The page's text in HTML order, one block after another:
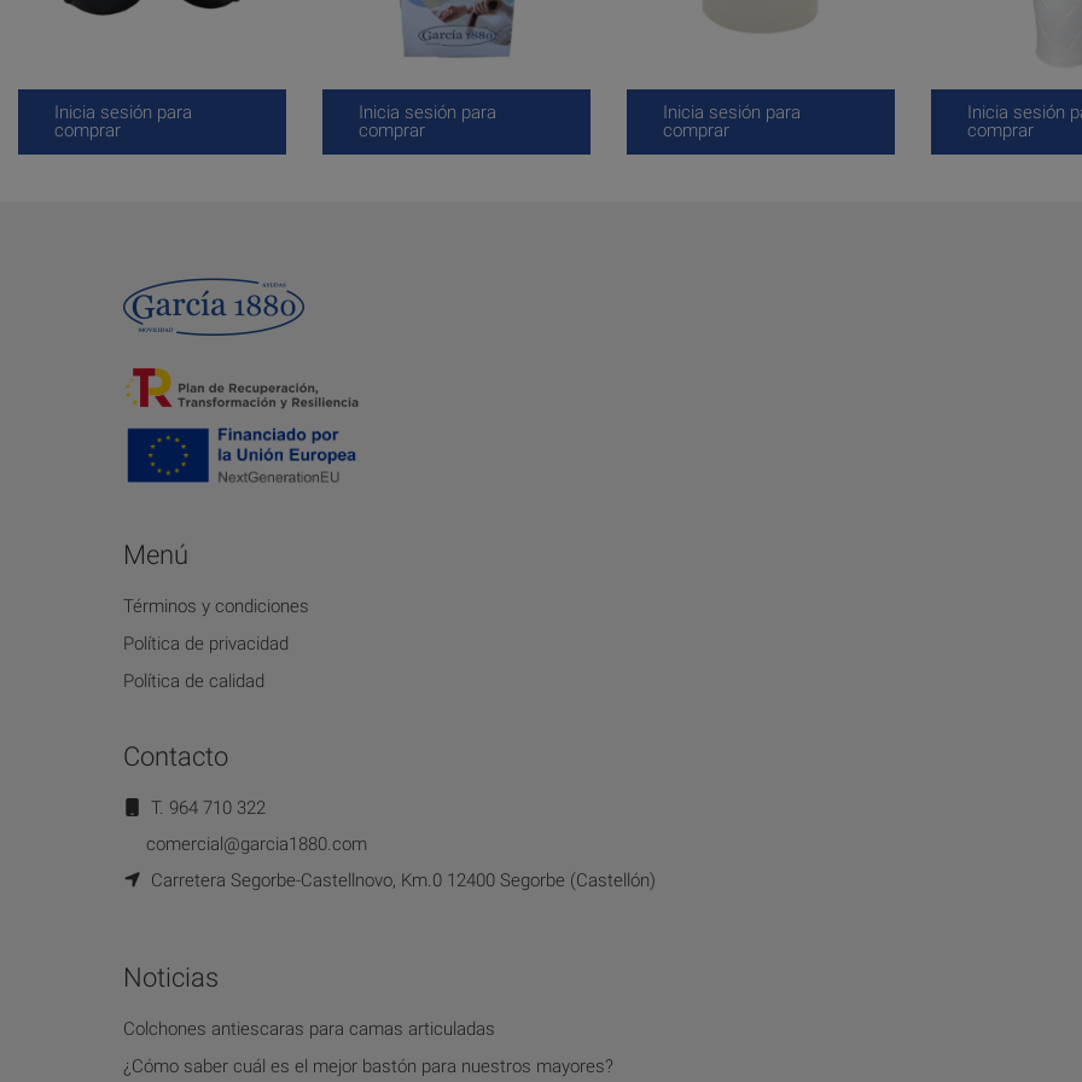
Inicia sesión para
comprar
Inicia sesión para
comprar
Inicia sesión para
comprar
Inicia sesión
comprar
Menú
Términos y condiciones
Política de privacidad
Política de calidad
Contacto
T. 964 710 322
comercial@garcia1880.com
Carretera Segorbe-Castellnovo, Km.0 12400 Segorbe (Castellón)
Noticias
Colchones antiescaras para camas articuladas
¿Cómo saber cuál es el mejor bastón para nuestros mayores?